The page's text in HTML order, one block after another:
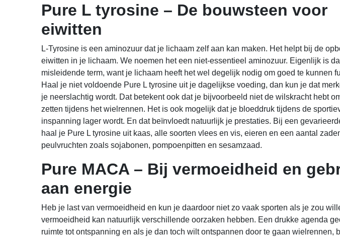
Pure L tyrosine – De bouwsteen voor
eiwitten
L-Tyrosine is een aminozuur dat je lichaam zelf aan kan maken. Het helpt bij de
eiwitten in je lichaam. We noemen het een niet-essentieel aminozuur. Eigenlijk is
misleidende term, want je lichaam heeft het wel degelijk nodig om goed te kunnen
Haal je niet voldoende Pure L tyrosine uit je dagelijkse voeding, dan kun je dat
je neerslachtig wordt. Dat betekent ook dat je bijvoorbeeld niet de wilskracht hebt
zetten tijdens het wielrennen. Het is ook mogelijk dat je bloeddruk tijdens de
inspanning lager wordt. En dat beïnvloedt natuurlijk je prestaties. Bij een
haal je Pure L tyrosine uit kaas, alle soorten vlees en vis, eieren en een aantal
peulvruchten zoals sojabonen, pompoenpitten en sesamzaad.
Pure MACA – Bij vermoeidheid en
aan energie
Heb je last van vermoeidheid en kun je daardoor niet zo vaak sporten als je zou
vermoeidheid kan natuurlijk verschillende oorzaken hebben. Een drukke agenda
ruimte tot ontspanning en als je dan toch wilt ontspannen door te gaan wielrennen,